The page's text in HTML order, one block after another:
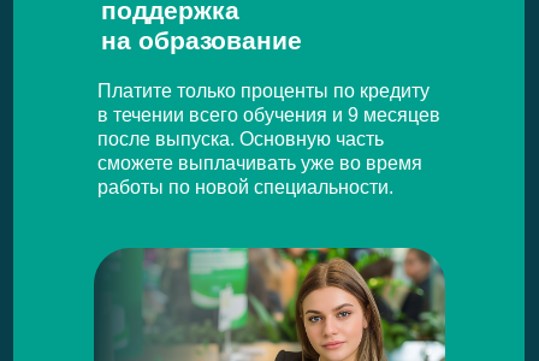
поддержка
на образование
Платите только проценты по кредиту
в течении всего обучения и 9 месяцев
после выпуска. Основную часть
сможете выплачивать уже во время
работы по новой специальности.